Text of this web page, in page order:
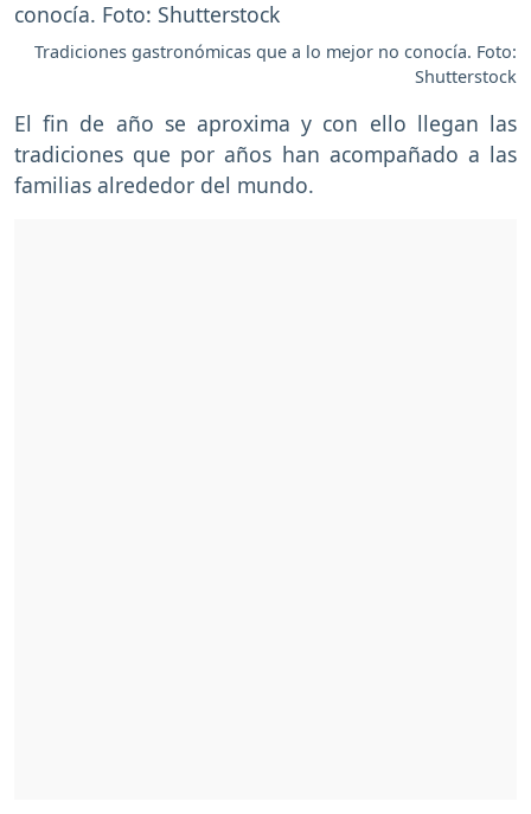
Tradiciones gastronómicas que a lo mejor no conocía. Foto:
Shutterstock
El fin de año se aproxima y con ello llegan las
tradiciones que por años han acompañado a las
familias alrededor del mundo.